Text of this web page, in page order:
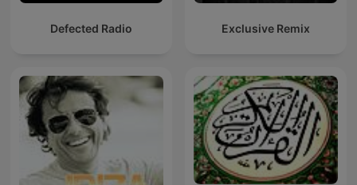
Defected Radio Exclusive Remix